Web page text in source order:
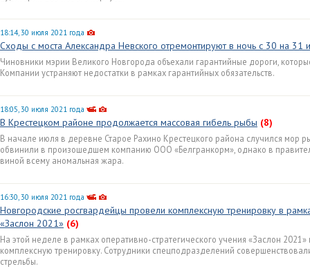
18:14, 30 июля 2021 года
Сходы с моста Александра Невского отремонтируют в ночь с 30 на 31
Чиновники мэрии Великого Новгорода объехали гарантийные дороги,
Компании устраняют недостатки в рамках гарантийных обязательств.
18:05, 30 июля 2021 года
В Крестецком районе продолжается массовая гибель рыбы (8)
В начале июля в деревне Старое Рахино Крестецкого района случился мор
обвинили в произошедшем компанию ООО «Белгранкорм», однако в
виной всему аномальная жара.
16:30, 30 июля 2021 года
Новгородские росгвардейцы провели комплексную тренировку в
«Заслон 2021» (6)
На этой неделе в рамках оперативно-стратегического учения «Заслон
комплексную тренировку. Сотрудники спецподразделений
стрельбы.